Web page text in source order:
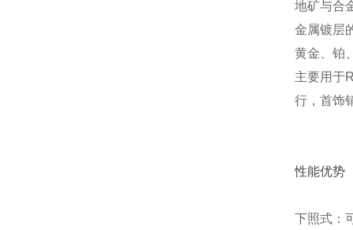
地矿与合
金属镀层
黄金、铂
主要用于
行，首饰
性能优势
下照式：